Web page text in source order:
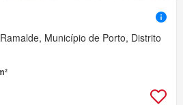
Município de Porto, Distrito